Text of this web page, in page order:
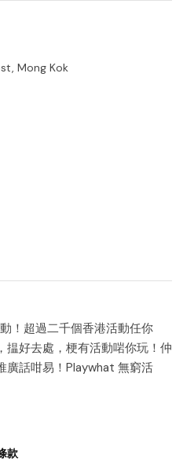
Mong Kok
！超過二千個香港活動任你
揾好去處，梗有活動啱你玩！仲
廣話咁易！Playwhat 無窮活
款